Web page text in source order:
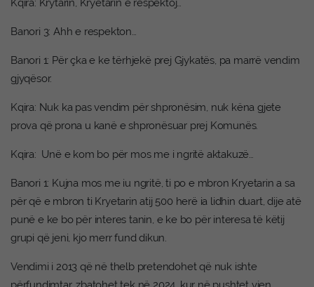
Kqira: Krytarin, Kryetarin e respektoj…
Banori 3: Ahh e respekton…
Banori 1: Për çka e ke tërhjekë prej Gjykatës, pa marrë vendim
gjyqësor.
Kqira: Nuk ka pas vendim për shpronësim, nuk këna gjete
prova që prona u kanë e shpronësuar prej Komunës.
Kqira: Unë e kom bo për mos me i ngritë aktakuzë…
Banori 1: Kujna mos me iu ngritë, ti po e mbron Kryetarin a sa
për që e mbron ti Kryetarin atij 500 herë ia lidhin duart, dije atë
punë e ke bo për interes tanin, e ke bo për interesa të këtij
grupi që jeni, kjo merr fund dikun.
Vendimi i 2013 që në thelb pretendohet që nuk ishte